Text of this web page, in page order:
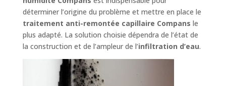
déterminer l’origine du problème et mettre en place le
traitement anti-remontée capillaire Compans le
plus adapté. La solution choisie dépendra de l’état de
la construction et de l’ampleur de l’infiltration d’eau.